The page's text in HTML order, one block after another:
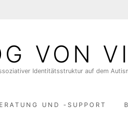
VON
Identitätsstruktur auf dem
UND -SUPPORT